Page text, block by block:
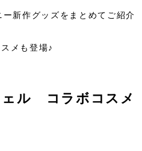
新作グッズをまとめてご紹介
メも登場♪
ル コラボコスメ